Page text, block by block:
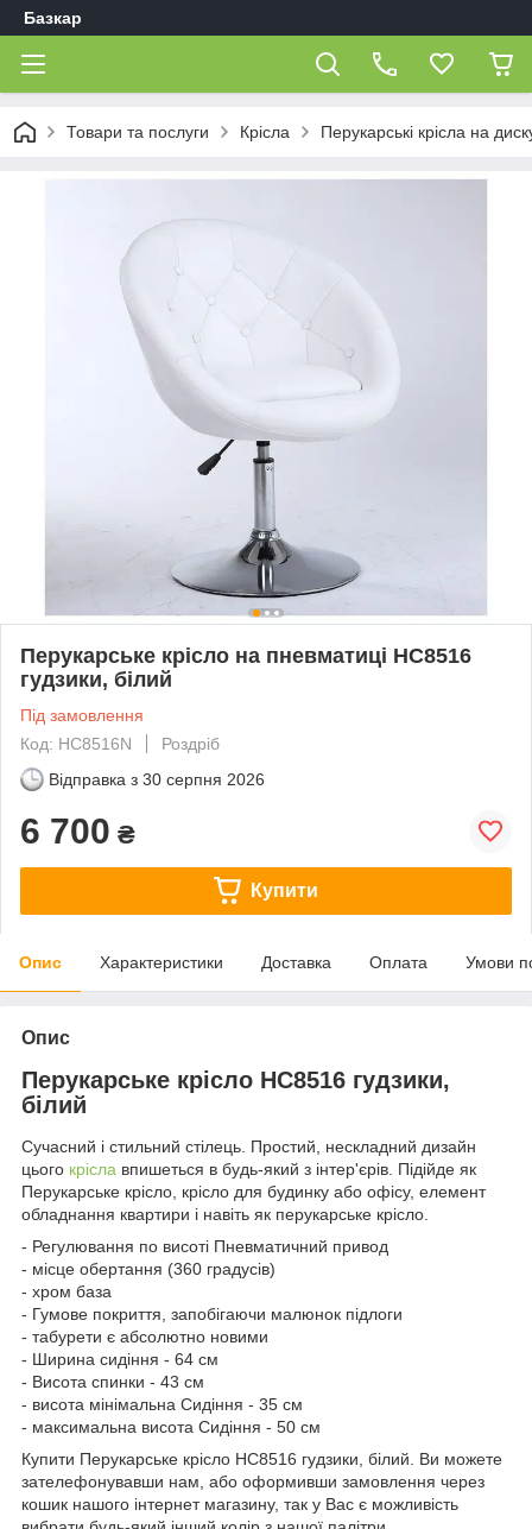
Базкар
Товари та послуги Крісла Перукарські крісла на
Перукарське крісло на пневматиці HC8516
гудзики, білий
Під замовлення
Код: HC8516N
Роздріб
Відправка з 30 серпня 2026
6 700 ₴
Купити
Опис Характеристики Доставка Оплата Умови
Опис
Перукарське крісло HC8516 гудзики,
білий
Сучасний і стильний стілець. Простий, нескладний дизайн
цього крісла впишеться в будь-який з інтер'єрів. Підійде як
Перукарське крісло, крісло для будинку або офісу, елемент
обладнання квартири і навіть як перукарське крісло.
- Регулювання по висоті Пневматичний привод
- місце обертання (360 градусів)
- хром база
- Гумове покриття, запобігаючи малюнок підлоги
- табурети є абсолютно новими
- Ширина сидіння - 64 см
- Висота спинки - 43 см
- висота мінімальна Сидіння - 35 см
- максимальна висота Сидіння - 50 см
Купити Перукарське крісло HC8516 гудзики, білий. Ви можете
зателефонувавши нам, або оформивши замовлення через
кошик нашого інтернет магазину, так у Вас є можливість